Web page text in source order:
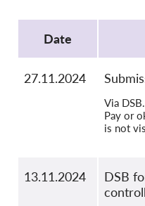
Date
27.11.2024
Via
Pay or
is not
13.11.2024
DSB